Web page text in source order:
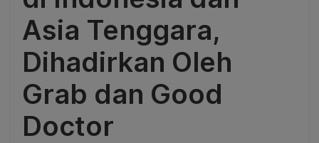
Asia Tenggara,
Dihadirkan Oleh
Grab dan Good
Doctor